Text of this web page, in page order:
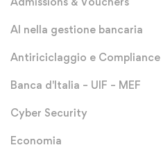
AI nella gestione bancaria
Antiriciclaggio e Compliance
Banca d'Italia – UIF – MEF
Cyber Security
Economia